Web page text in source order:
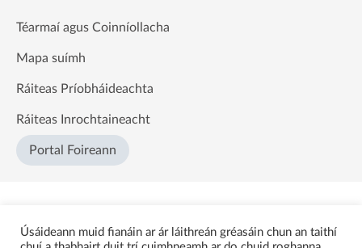
Téarmaí agus Coinníollacha
Mapa suímh
Ráiteas Príobháideachta
Ráiteas Inrochtaineacht
Portal Foireann
Úsáideann muid fianáin ar ár láithreán gréasáin chun an taithí